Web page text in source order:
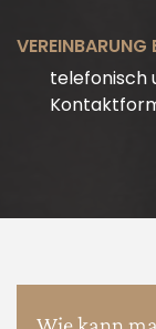
VEREINBARUNG
telefonisch